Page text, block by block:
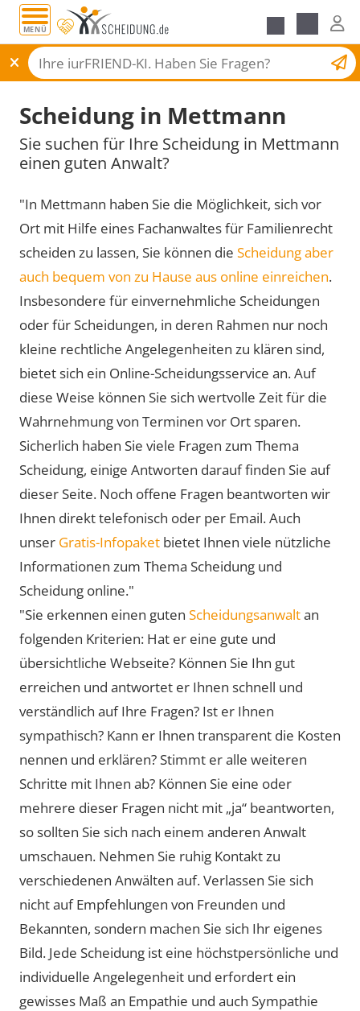
MENÜ
Scheidungsantrag
Scheidung in Mettmann
Sie suchen für Ihre Scheidung in Mettmann
einen guten Anwalt?
"In Mettmann haben Sie die Möglichkeit, sich vor
Ort mit Hilfe eines Fachanwaltes für Familienrecht
scheiden zu lassen, Sie können die Scheidung aber
auch bequem von zu Hause aus online einreichen.
Insbesondere für einvernehmliche Scheidungen
oder für Scheidungen, in deren Rahmen nur noch
kleine rechtliche Angelegenheiten zu klären sind,
bietet sich ein Online-Scheidungsservice an. Auf
diese Weise können Sie sich wertvolle Zeit für die
Wahrnehmung von Terminen vor Ort sparen.
Sicherlich haben Sie viele Fragen zum Thema
Scheidung, einige Antworten darauf finden Sie auf
dieser Seite. Noch offene Fragen beantworten wir
Ihnen direkt telefonisch oder per Email. Auch
unser Gratis-Infopaket bietet Ihnen viele nützliche
Informationen zum Thema Scheidung und
Scheidung online."
"Sie erkennen einen guten Scheidungsanwaltan
folgenden Kriterien: Hat er eine gute und
übersichtliche Webseite? Können Sie Ihn gut
erreichen und antwortet er Ihnen schnell und
verständlich auf Ihre Fragen? Ist er Ihnen
sympathisch? Kann er Ihnen transparent die Kosten
nennen und erklären? Stimmt er alle weiteren
Schritte mit Ihnen ab? Können Sie eine oder
mehrere dieser Fragen nicht mit „ja“ beantworten,
so sollten Sie sich nach einem anderen Anwalt
umschauen. Nehmen Sie ruhig Kontakt zu
verschiedenen Anwälten auf. Verlassen Sie sich
nicht auf Empfehlungen von Freunden und
Bekannten, sondern machen Sie sich Ihr eigenes
Bild. Jede Scheidung ist eine höchstpersönliche und
individuelle Angelegenheit und erfordert ein
gewisses Maß an Empathie und auch Sympathie